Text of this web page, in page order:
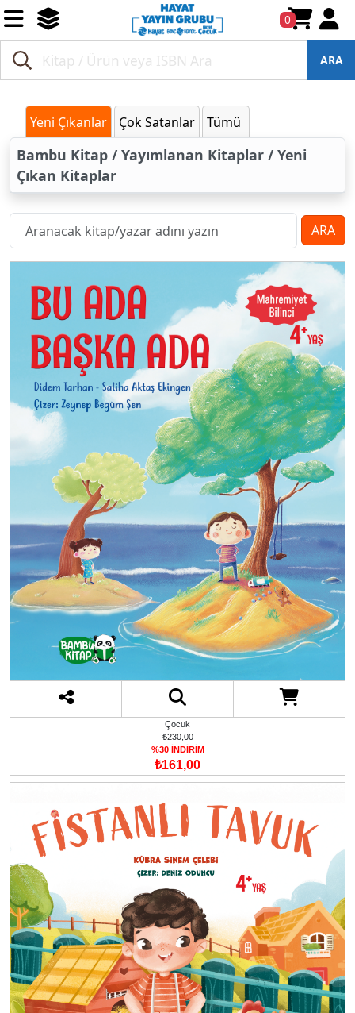
0
ARA
Yeni Çıkanlar Çok Satanlar Tümü
Bambu Kitap / Yayımlanan Kitaplar / Yeni
Çıkan Kitaplar
ARA
Çocuk
₺230,00
%30 İNDİRİM
₺161,00